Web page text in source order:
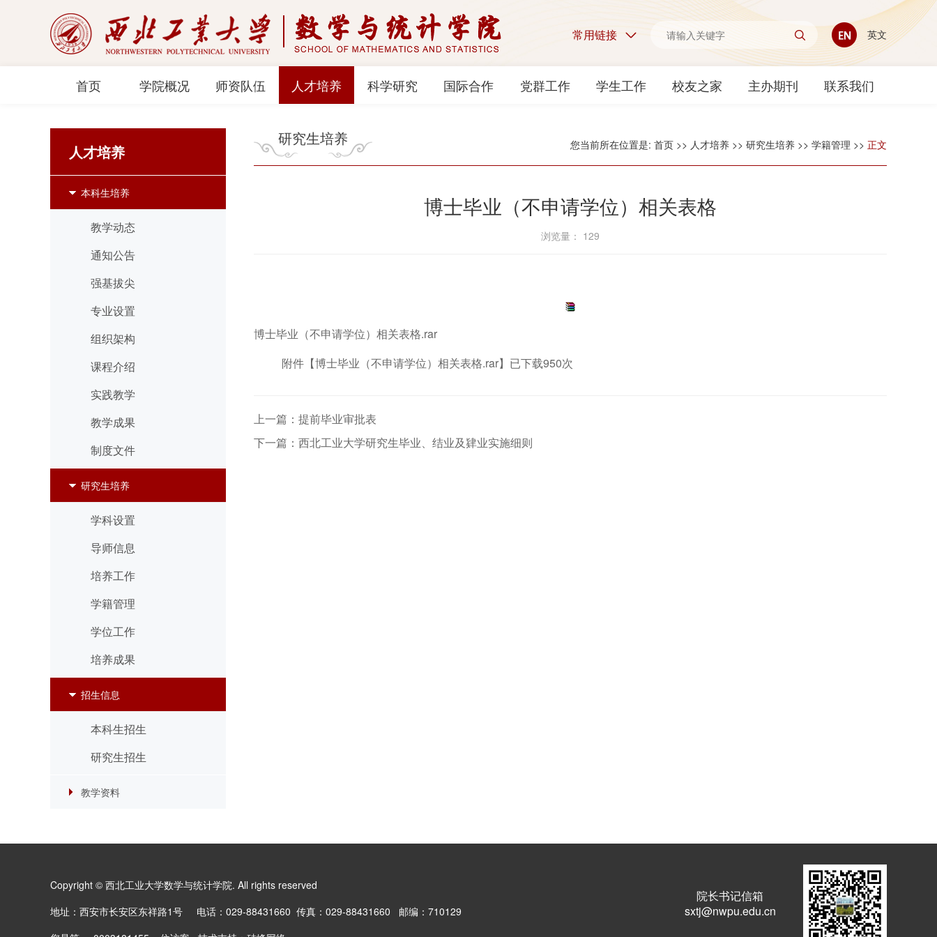
英文
常用链接
首页 学院概况 师资队伍 人才培养 科学研究 国际合作 党群工作 学生工作 校友之家 主办期刊 联系我们
人才培养
本科生培养
教学动态
通知公告
强基拔尖
专业设置
组织架构
课程介绍
实践教学
教学成果
制度文件
研究生培养
学科设置
导师信息
培养工作
学籍管理
学位工作
培养成果
招生信息
本科生招生
研究生招生
教学资料
研究生培养 您当前所在位置是: 首页 >> 人才培养 >> 研究生培养 >> 学籍管理 >> 正文
博士毕业（不申请学位）相关表格
浏览量： 129
博士毕业（不申请学位）相关表格.rar
附件【博士毕业（不申请学位）相关表格.rar】已下载950次
上一篇：提前毕业审批表
下一篇：西北工业大学研究生毕业、结业及肄业实施细则
院长书记信箱
sxtj@nwpu.edu.cn
Copyright © 西北工业大学数学与统计学院. All rights reserved
地址：西安市长安区东祥路1号 电话：029-88431660 传真：029-88431660 邮编：710129